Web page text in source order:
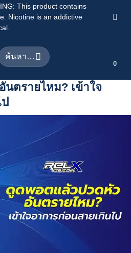
This product contains
Nicotine is an addictive
นหา:
0
ตรายไหม? เข้าใจ